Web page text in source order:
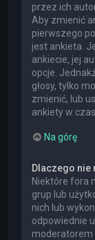
przez ich
Aby zmienić
pierwszego
jest ankieta.
ankiecie, jej
opcje.
głosy, tylko
zmienić, lub
ankiety w
Na górę
Dlaczego nie
Niektóre fora
grup lub
nich lub
odpowiednie
moderatorem